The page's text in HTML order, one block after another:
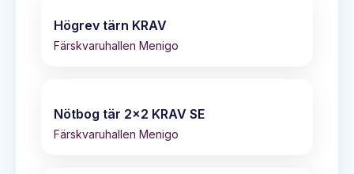
Högrev tärn KRAV
Färskvaruhallen Menigo
Nötbog tär 2x2 KRAV SE
Färskvaruhallen Menigo